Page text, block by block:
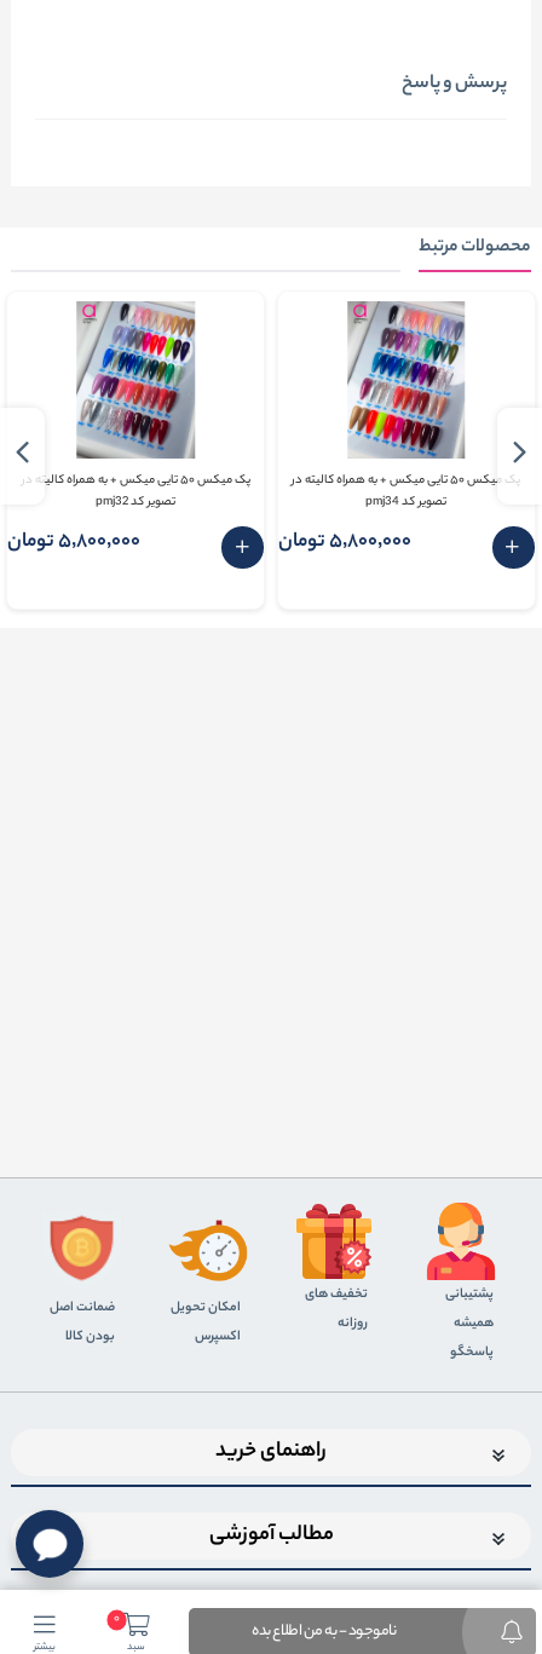
ناموجود - به من اطلاع بده
پرسش و پاسخ
محصولات مرتبط
پک میکس ۵۰ تایی میکس + به همراه کالیته در
تصویر کد pmj34
5٬800٬000 تومان
پک میکس ۵۰ تایی میکس + به همراه کالیته در
تصویر کد pmj32
5٬800٬000 تومان
0
سبد بیشتر
پشتیبانی
همیشه
پاسخگو
تخفیف های
روزانه
اﻣﮑﺎن ﺗﺤﻮﯾﻞ
اﮐﺴﭙﺮس
ضمانت اصل
بودن کالا
راهنمای خرید
مطالب آموزشی